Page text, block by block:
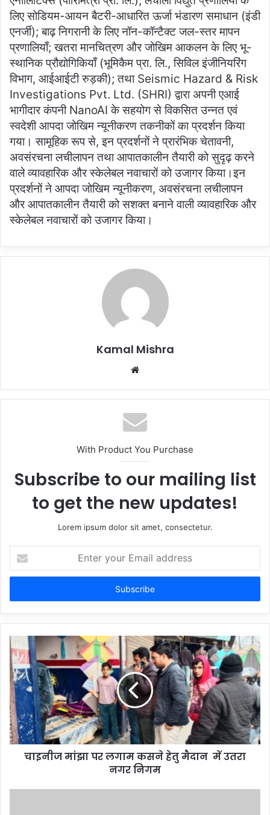
लिए सोडियम-आयन बैटरी-आधारित ऊर्जा भंडारण समाधान (इंडी
एनर्जी); बाढ़ निगरानी के लिए नॉन-कॉन्टैक्ट जल-स्तर मापन
प्रणालियाँ; खतरा मानचित्रण और जोखिम आकलन के लिए भू-
स्थानिक प्रौद्योगिकियाँ (भूमिकैम प्रा. लि., सिविल इंजीनियरिंग
विभाग, आईआईटी रुड़की); तथा Seismic Hazard & Risk
Investigations Pvt. Ltd. (SHRI) द्वारा अपनी एआई
भागीदार कंपनी NanoAI के सहयोग से विकसित उन्नत एवं
स्वदेशी आपदा जोखिम न्यूनीकरण तकनीकों का प्रदर्शन किया
गया। सामूहिक रूप से, इन प्रदर्शनों ने प्रारंभिक चेतावनी,
अवसंरचना लचीलापन तथा आपातकालीन तैयारी को सुदृढ़ करने
वाले व्यावहारिक और स्केलेबल नवाचारों को उजागर किया।इन
प्रदर्शनों ने आपदा जोखिम न्यूनीकरण, अवसंरचना लचीलापन
और आपातकालीन तैयारी को सशक्त बनाने वाली व्यावहारिक और
स्केलेबल नवाचारों को उजागर किया।
Kamal Mishra
Website
With Product You Purchase
Subscribe to our mailing list
to get the new updates!
Lorem ipsum dolor sit amet, consectetur.
your
Email
चाइनीज मांझा पर लगाम कसने हेतु मैदान में उतरा
नगर निगम